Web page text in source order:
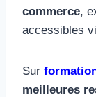
commerce,
accessibles
Sur
meilleures